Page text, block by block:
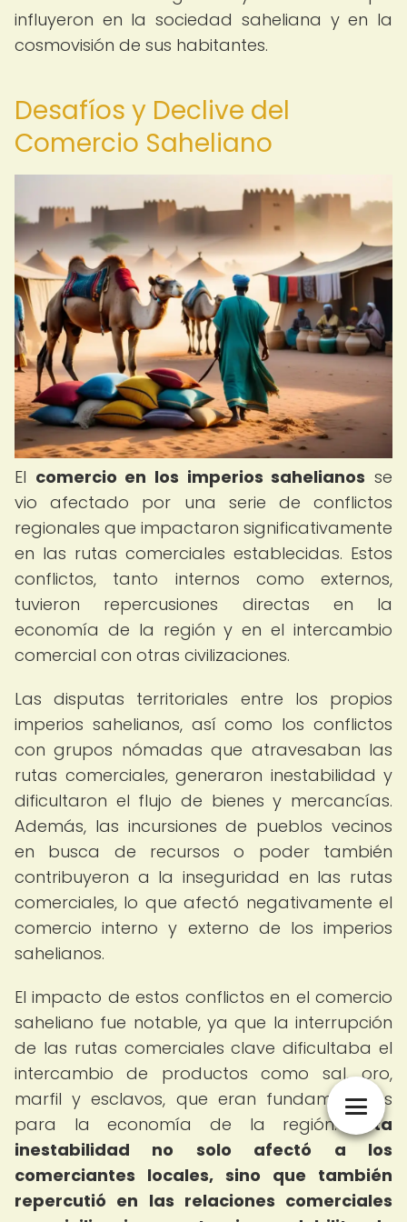
influyeron en la sociedad saheliana y en la
cosmovisión de sus habitantes.
Desafíos y Declive del
Comercio Saheliano
El comercio en los imperios sahelianos se
vio afectado por una serie de conflictos
regionales que impactaron significativamente
en las rutas comerciales establecidas. Estos
conflictos, tanto internos como externos,
tuvieron repercusiones directas en la
economía de la región y en el intercambio
comercial con otras civilizaciones.
Las disputas territoriales entre los propios
imperios sahelianos, así como los conflictos
con grupos nómadas que atravesaban las
rutas comerciales, generaron inestabilidad y
dificultaron el flujo de bienes y mercancías.
Además, las incursiones de pueblos vecinos
en busca de recursos o poder también
contribuyeron a la inseguridad en las rutas
comerciales, lo que afectó negativamente el
comercio interno y externo de los imperios
sahelianos.
El impacto de estos conflictos en el comercio
saheliano fue notable, ya que la interrupción
de las rutas comerciales clave dificultaba el
intercambio de productos como sal, oro,
marfil y esclavos, que eran fundamentales
para la economía de la región.
Esta
inestabilidad no solo afectó a los
comerciantes locales, sino que también
repercutió en las relaciones comerciales